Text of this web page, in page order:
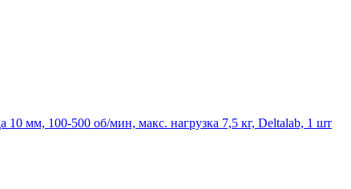
мм, 100-500 об/мин, макс. нагрузка 7,5 кг, Deltalab, 1 шт